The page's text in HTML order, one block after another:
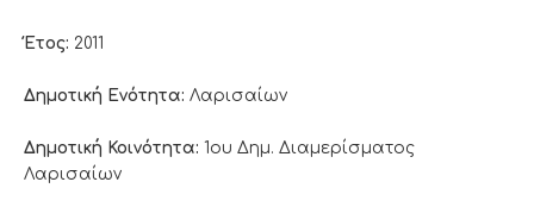
Έτος: 2011
Δημοτική Ενότητα: Λαρισαίων
Δημοτική Κοινότητα: 1ου Δημ. Διαμερίσματος
Λαρισαίων